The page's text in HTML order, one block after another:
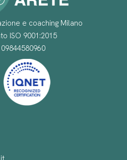
e coaching Milano
ISO 9001:2015
09844580960